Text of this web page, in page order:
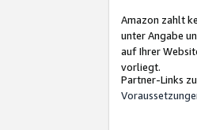
Amazon zahlt
unter Angabe
auf Ihrer
vorliegt.
Partner-Links